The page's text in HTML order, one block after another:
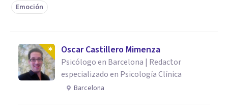
Emoción
Oscar Castillero Mimenza
Psicólogo en Barcelona | Redactor
especializado en Psicología Clínica
Barcelona